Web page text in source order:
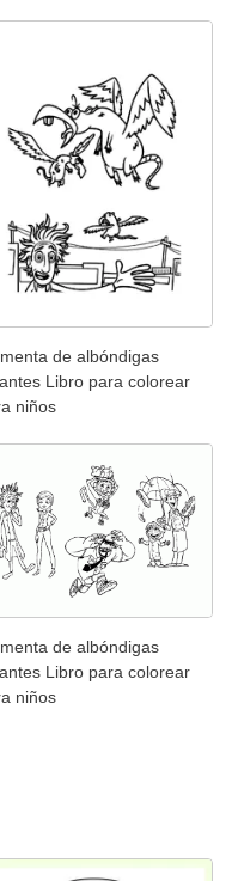
de albóndigas
Libro para colorear
niños
de albóndigas
Libro para colorear
niños